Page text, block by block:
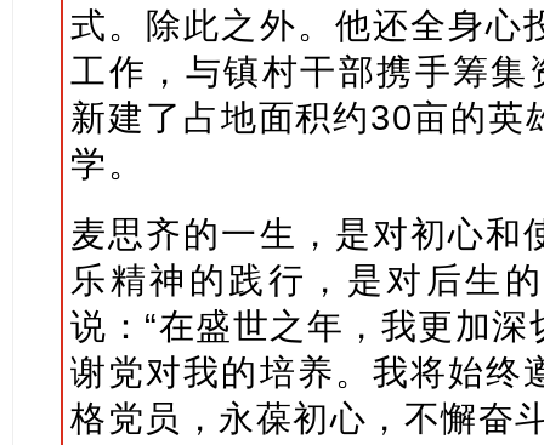
式。除此之外。他还全身心
工作，与镇村干部携手筹
新建了占地面积约30亩的
学。
麦思齐的一生，是对初心和
乐精神的践行，是对后生
说：“在盛世之年，我更加
谢党对我的培养。我将始终
格党员，永葆初心，不懈奋